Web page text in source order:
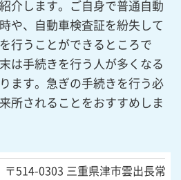
介します。ご自身で普通自動
や、自動車検査証を紛失して
行うことができるところで
は手続きを行う人が多くなる
ます。急ぎの手続きを行う必
所されることをおすすめしま
〒514-0303 三重県津市雲出長常